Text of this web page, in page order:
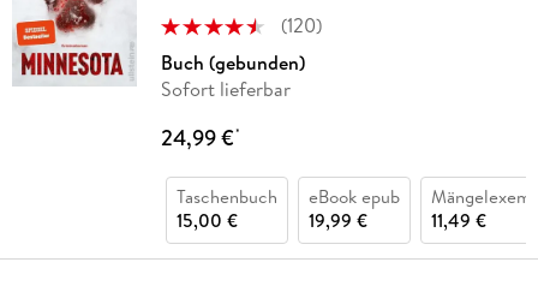
(120)
Buch (gebunden)
Sofort lieferbar
24,99 €*
Taschenbuch
15,00 €
eBook epub
19,99 €
11,49 €